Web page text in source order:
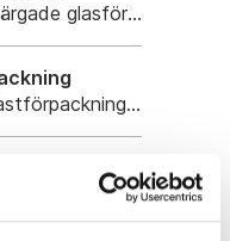
glasförpackning
Eller